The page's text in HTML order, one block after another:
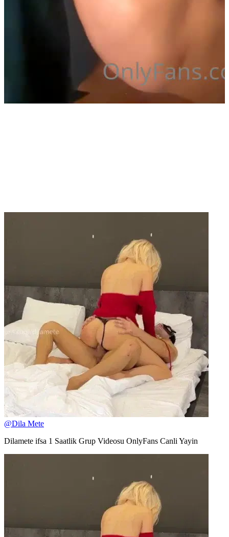
@Dila Mete
Dilamete ifsa 1 Saatlik Grup Videosu OnlyFans Canli Yayin